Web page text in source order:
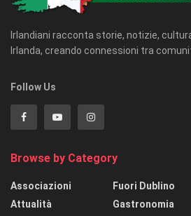
Irlandiani racconta storie, notizie,
Irlanda, creando connessioni tra
Follow Us
Browse by Category
Associazioni
Attualità
Fuori Dublino
Gastronomia